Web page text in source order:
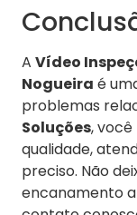
A Vídeo
Nogueira é
problemas
Soluções,
qualidade,
preciso. Não
encanamento